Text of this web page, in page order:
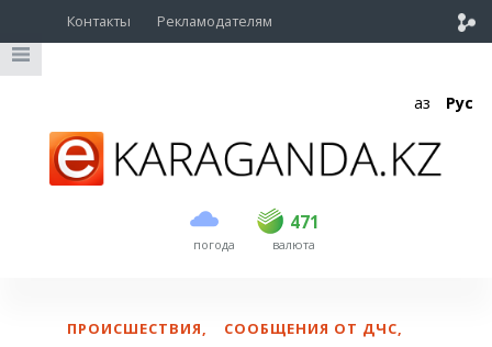
Контакты Рекламодателям
Қаз Рус
погода
471
USD 469.5
EUR валюта
ПРОИСШЕСТВИЯ, СООБЩЕНИЯ ОТ ДЧС,